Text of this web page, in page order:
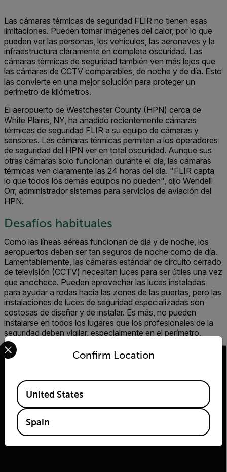
Las cámaras térmicas de seguridad FLIR no tienen esas
limitaciones. Pueden tomar imágenes del calor, por lo que
pueden ver las personas, los vehículos, las aeronaves y la
infraestructura claramente en completa oscuridad. Las
cámaras térmicas de seguridad también ven más lejos que
las cámaras de CCTV comparables, de noche y de día. Esto
las convierte en una mejor solución para proteger un
perímetro de kilómetros.
El aeropuerto de Westchester County (HPN) cerca de
White Plains, NY, ha añadido recientemente cámaras
térmicas de seguridad FLIR a su equipo de cámaras y
sensores. Las cámaras térmicas permiten a los operadores
de seguridad del HPN ver en total oscuridad. Aunque sus
otras cámaras solo funcionan durante el día, las cámaras
térmicas ven claramente las 24 horas del día. "FLIR capta
lo que todos los demás equipos no pueden", dijo Wendell
Orr, administrador sistemas para servicios de aviación del
HPN.
Desafíos habituales
Como las líneas aéreas funcionan de día y de noche, los
aeropuertos deben ser tan seguros de noche como de día.
Lamentablemente, las cámaras estándar de circuito cerrado
de televisión (CCTV) necesitan luces para ser útiles una vez
que anochece. Pueden aprovechar las luces instaladas
para ayudar a rodas hacia las zonas de las puertas, pero las
instalaciones de luces de seguridad especializadas son
costosas de diseñar y de instalar. Es más, no pueden
instalarse en todos los lugares que los profesionales de la
seguridad deben vigilar, especialmente en el perímetro.
2026 © Flir Todos los derechos reservados.
Confirm Location
Select your preferred country and language from the
Available Locations
United States
Spain